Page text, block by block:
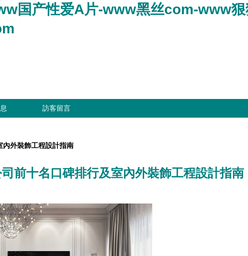
国产性爱A片-www黑丝com-www
訪客留言
內外裝飾工程設計指南
前十名口碑排行及室內外裝飾工程設計指南